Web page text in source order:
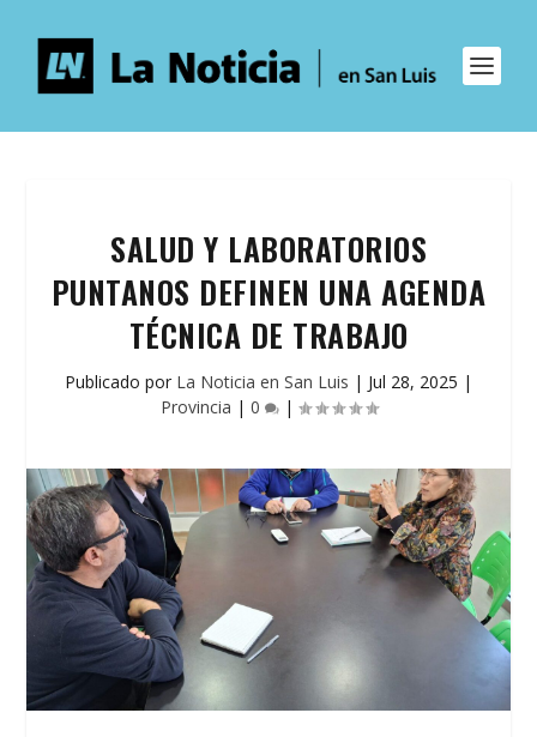
SALUD Y LABORATORIOS
PUNTANOS DEFINEN UNA AGENDA
TÉCNICA DE TRABAJO
Publicado por La Noticia en San Luis | Jul 28, 2025 |
Provincia | 0 |